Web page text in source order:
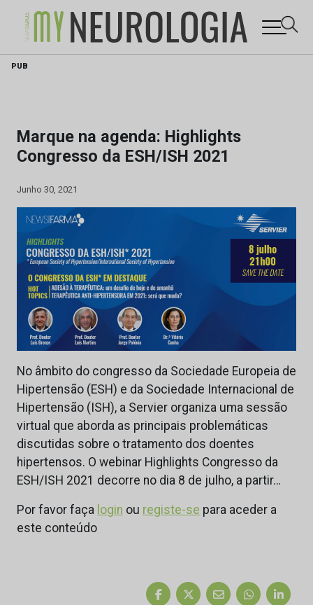
Skip
PUB
Marque na agenda: Highlights
Congresso da ESH/ISH 2021
Junho 30, 2021
No âmbito do congresso da Sociedade Europeia de
Hipertensão (ESH) e da Sociedade Internacional de
Hipertensão (ISH), a Servier organiza uma sessão
virtual que aborda as principais problemáticas
discutidas sobre o tratamento dos doentes
hipertensos. O webinar Highlights Congresso da
ESH/ISH 2021 decorre no dia 8 de julho, a partir…
Por favor faça login ou registe-se para aceder a
este conteúdo